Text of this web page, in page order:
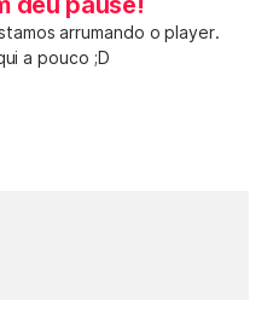
arrumando o player.
a pouco ;D